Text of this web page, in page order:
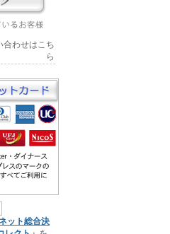
合わせはこち
ら
ット総合決